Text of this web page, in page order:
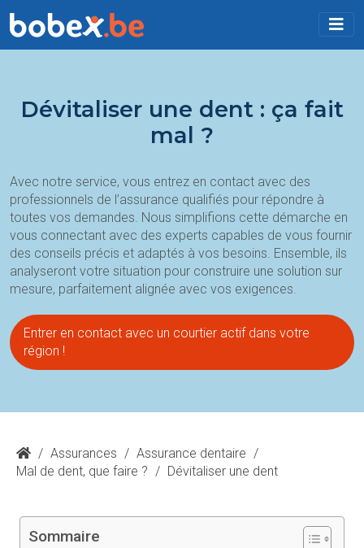
Dévitaliser une dent : ça fait
mal ?
Avec notre service, vous entrez en contact avec des
professionnels de l’assurance qualifiés pour répondre à
toutes vos demandes. Nous simplifions cette démarche en
vous connectant avec des experts capables de vous fournir
des conseils précis et adaptés à vos besoins. Ensemble, ils
analyseront votre situation pour construire une solution sur
mesure, parfaitement alignée avec vos exigences.
Entrer en contact avec un courtier actif dans votre
région !
/ Assurances / Assurance dentaire /
Mal de dent, que faire ? / Dévitaliser une dent
Sommaire